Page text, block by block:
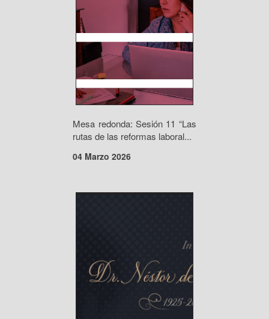
Mesa redonda: Sesión 11 “Las
rutas de las reformas laboral...
04 Marzo 2026